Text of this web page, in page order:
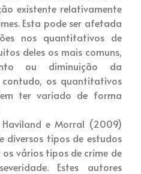
existente relativamente
Esta pode ser afetada
nos quantitativos de
deles os mais comuns,
ou diminuição da
os quantitativos
ter variado de forma
Haviland e Morral (2009)
diversos tipos de estudos
vários tipos de crime de
Estes autores